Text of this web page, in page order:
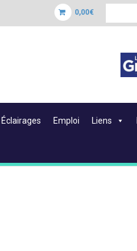
0,00€
Éclairages Emploi Liens